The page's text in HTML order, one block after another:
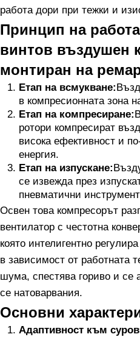
работа дори при тежки и
Принцип на
винтов въздушен
монтиран на
Етап на всмукване:
в компресионната зона
Етап на компресиране:
ротори компресират
висока ефективност и
енергия.
Етап на изпускане:
се извежда през
пневматични
Освен това компресорът
вентилатор с честотна
която интелигентно
в зависимост от работната
шума, спестява гориво и
се натоварвания.
Основни
Адаптивност към